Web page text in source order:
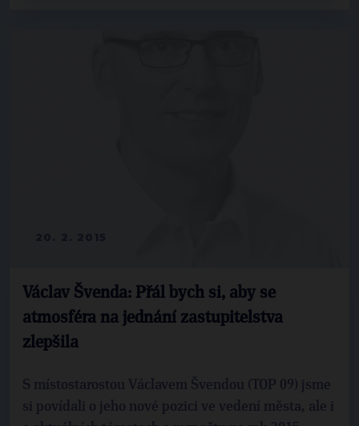
Václav Švenda: Přál bych si, aby se
atmosféra na jednání zastupitelstva
zlepšila
S místostarostou Václavem Švendou (TOP 09) jsme
si povídali o jeho nové pozici ve vedení města, ale i